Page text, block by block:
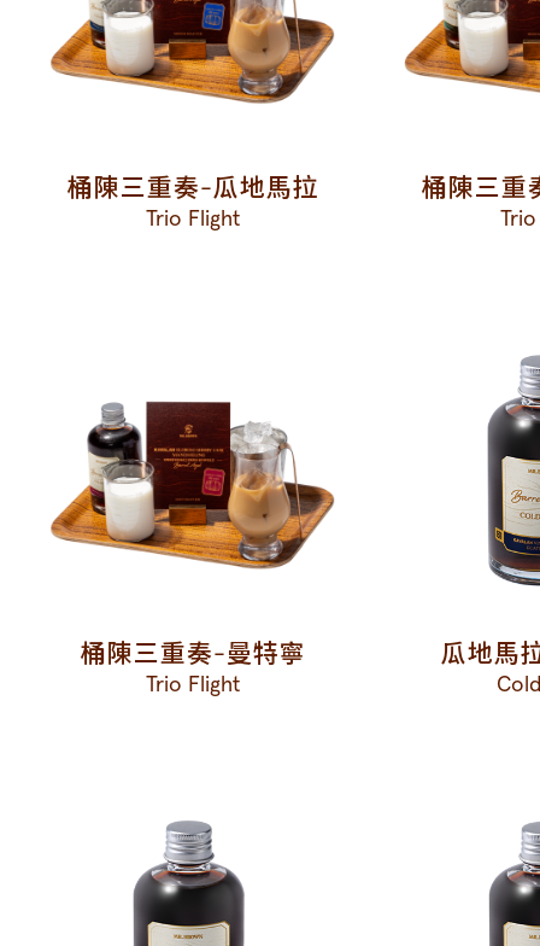
桶陳三重奏-瓜地馬拉
Trio Flight
桶陳三重
桶陳三重奏-曼特寧
Trio Flight
瓜地馬